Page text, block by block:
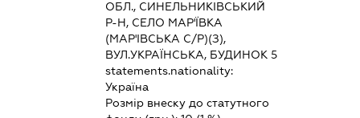
ОБЛ., СИНЕЛЬНИКІВСЬКИЙ
Р-Н, СЕЛО МАР'ЇВКА
(МАР'ІВСЬКА С/Р)(З),
ВУЛ.УКРАЇНСЬКА, БУДИНОК 5
statements.nationality:
Україна
Розмір внеску до статутного